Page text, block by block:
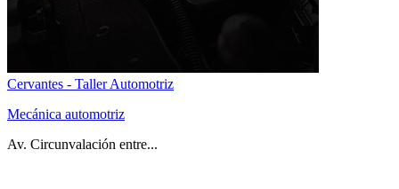
Cervantes - Taller Automotriz
Mecánica automotriz
Av. Circunvalación entre...